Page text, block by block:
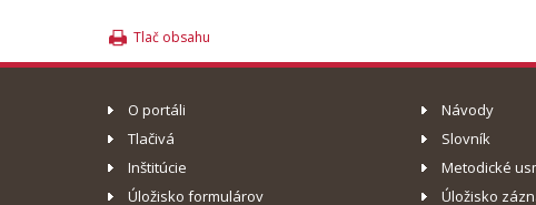
Tlač obsahu
O portáli
Návody
Tlačivá
Slovník
Inštitúcie
Metodické
Úložisko formulárov
Úložisko